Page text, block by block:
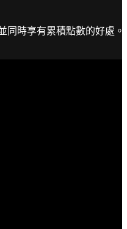
同時享有累積點數的好處。